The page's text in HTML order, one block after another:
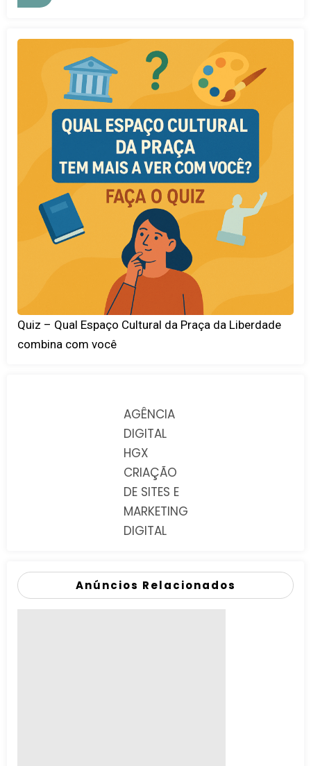
Quiz – Qual Espaço Cultural da Praça da Liberdade
combina com você
AGÊNCIA
DIGITAL
HGX
CRIAÇÃO
DE SITES E
MARKETING
DIGITAL
Anúncios Relacionados